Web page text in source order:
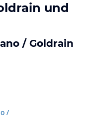
und
/ Goldrain
/